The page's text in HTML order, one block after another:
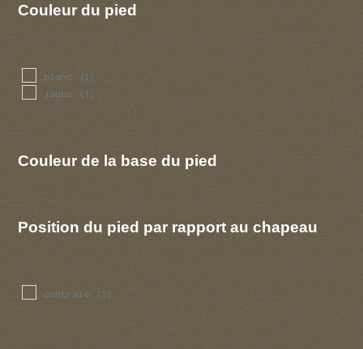
Couleur du pied
blanc (1)
jaune (1)
Couleur de la base du pied
Position du pied par rapport au chapeau
centrale (1)